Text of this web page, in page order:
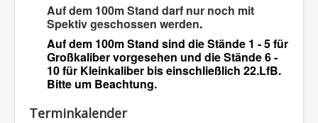
Kontakte
Chronik
Auf dem 100m Stand darf nur noch mit
Spektiv geschossen werden.
Auf dem 100m Stand sind die Stände 1 - 5 für
Großkaliber vorgesehen und die Stände 6 -
10 für Kleinkaliber bis einschließlich 22.LfB.
Bitte um Beachtung.
Terminkalender